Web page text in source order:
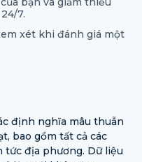
7.
xét khi đánh giá một
định nghĩa mâu thuẫn
bao gồm tất cả các
địa phương. Dữ liệu